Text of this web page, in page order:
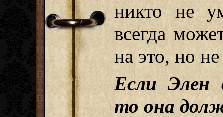
никто не
всегда
на это, но
Если Элен
то она